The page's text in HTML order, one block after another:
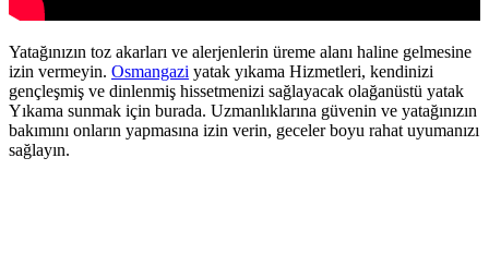
Yatağınızın toz akarları ve alerjenlerin üreme alanı haline gelmesine
izin vermeyin. Osmangazi yatak yıkama Hizmetleri, kendinizi
gençleşmiş ve dinlenmiş hissetmenizi sağlayacak olağanüstü yatak
Yıkama sunmak için burada. Uzmanlıklarına güvenin ve yatağınızın
bakımını onların yapmasına izin verin, geceler boyu rahat uyumanızı
sağlayın.